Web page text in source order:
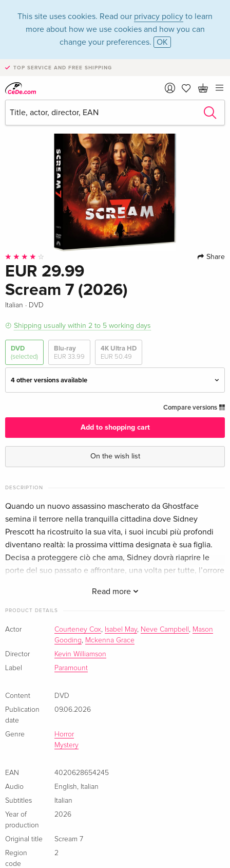
This site uses cookies. Read our privacy policy to learn
more about how we use cookies and how you can
change your preferences. OK
TOP SERVICE AND FREE SHIPPING
Share
EUR 29.99
Scream 7 (2026)
Italian · DVD
Shipping usually within 2 to 5 working days
DVD
(selected)
Blu-ray
EUR 33.99
4K Ultra HD
EUR 50.49
4 other versions available
EUR 27.49
German
French
EUR 29.99
Standard edition — (selected)
Italian
EUR 29.99
Compare versions
Add to shopping cart
On the wish list
DESCRIPTION
Read more
Quando un nuovo assassino mascherato da Ghostface
semina il terrore nella tranquilla cittadina dove Sidney
Prescott ha ricostruito la sua vita, i suoi incubi più profondi
diventano realtà: la prossima vittima designata è sua figlia.
Decisa a proteggere ciò che ama, Sidney dovrà riaprire le
porte del suo passato e affrontare, una volta per tutte, l’orrore
PRODUCT DETAILS
Actor Courteney Cox Isabel May, Neve Campbell
Mason
Gooding
Mckenna Grace
Director
Kevin Williamson
Label
Paramount
Content
DVD
Publication
date
09.06.2026
Genre
Horror
Mystery
EAN
4020628654245
Audio
English
Italian
Subtitles
Italian
Year of
production
2026
Original title
Scream 7
Region
code
2